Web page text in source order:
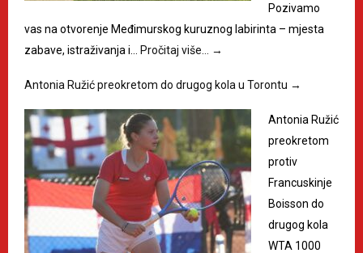
Pozivamo
vas na otvorenje Međimurskog kuruznog labirinta – mjesta
zabave, istraživanja i…
Pročitaj više… →
Antonia Ružić preokretom do drugog kola u Torontu →
Antonia Ružić
preokretom
protiv
Francuskinje
Boisson do
drugog kola
WTA 1000